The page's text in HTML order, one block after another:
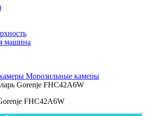
машина
Морозильные камеры
Gorenje FHC42A6W
FHC42A6W